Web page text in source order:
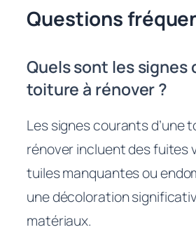
Questions
Quels sont les signes
toiture à rénover ?
Les signes courants d’une
rénover incluent des fuites
tuiles manquantes ou
une décoloration
matériaux.